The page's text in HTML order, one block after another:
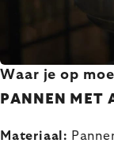
Waar je op
PANNEN MET
Materiaal: